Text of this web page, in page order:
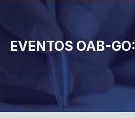
EVENTOS OAB-